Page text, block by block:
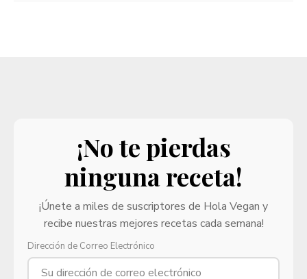
¡No te pierdas
ninguna receta!
¡Únete a miles de suscriptores de Hola Vegan y
recibe nuestras mejores recetas cada semana!
Dirección de Correo Electrónico